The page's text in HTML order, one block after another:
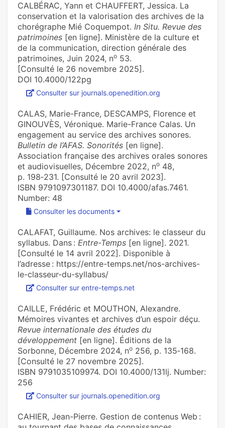
CALBÉRAC, Yann et CHAUFFERT, Jessica. La
conservation et la valorisation des archives de la
chorégraphe Mié Coquempot. In Situ. Revue des
patrimoines [en ligne]. Ministère de la culture et
de la communication, direction générale des
patrimoines, Juin 2024, no 53.
[Consulté le 26 novembre 2025].
DOI 10.4000/122pg
Consulter sur journals.openedition.org
CALAS, Marie-France, DESCAMPS, Florence et
GINOUVÈS, Véronique. Marie-France Calas. Un
engagement au service des archives sonores.
Bulletin de l’AFAS. Sonorités [en ligne].
Association française des archives orales sonores
et audiovisuelles, Décembre 2022, no 48,
p. 198‑231. [Consulté le 20 avril 2023].
ISBN 9791097301187. DOI 10.4000/afas.7461.
Number: 48
Consulter les documents
CALAFAT, Guillaume. Nos archives: le classeur du
syllabus. Dans : Entre-Temps [en ligne]. 2021.
[Consulté le 14 avril 2022]. Disponible à
l’adresse : https://entre-temps.net/nos-archives-
le-classeur-du-syllabus/
Consulter sur entre-temps.net
CAILLE, Frédéric et MOUTHON, Alexandre.
Mémoires vivantes et archives d’un espoir déçu.
Revue internationale des études du
développement [en ligne]. Éditions de la
Sorbonne, Décembre 2024, no 256, p. 135‑168.
[Consulté le 27 novembre 2025].
ISBN 9791035109974. DOI 10.4000/131lj. Number:
256
Consulter sur journals.openedition.org
CAHIER, Jean-Pierre. Gestion de contenus Web :